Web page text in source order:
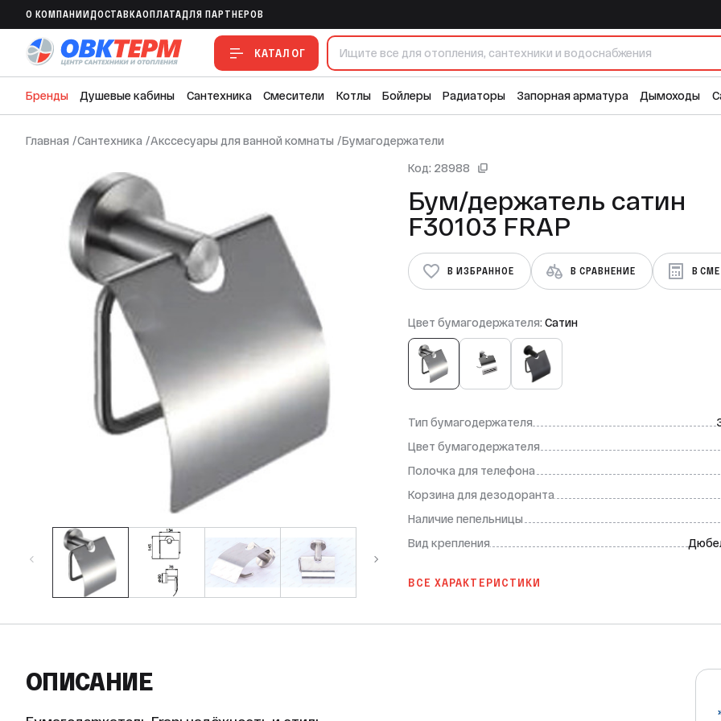
O КОМПАНИИ ДОСТАВКАОПЛАТАДЛЯ ПАРТНЕРОВ
КАТАЛОГ
Бренды Душевые кабины Сантехника Смесители Котлы Бойлеры Радиаторы Запорная арматура Дымоходы
Главная /Сантехника /Акссесуары для ванной комнаты /Бумагодержатели
Код: 28988
Бум/держатель сатин
F30103 FRAP
В ИЗБРАННОЕ В СРАВНЕНИЕ В
Цвет бумагодержателя:Сатин
Тип бумагодержателя
Цвет бумагодержателя
Полочка для телефона
Корзина для дезодоранта
Наличие пепельницы
Вид крепления
ВСЕ ХАРАКТЕРИСТИКИ
ОПИСАНИЕ
Бум/держатель сатин F30103 FRAP
В ИЗБРАННОЕ В СРАВНЕНИЕ В СМЕТУ